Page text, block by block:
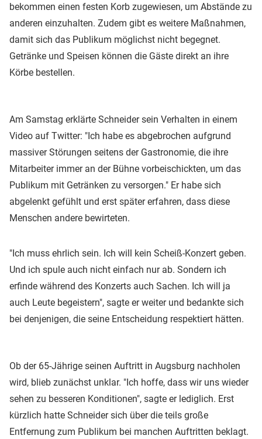
bekommen einen festen Korb zugewiesen, um Abstände zu
anderen einzuhalten. Zudem gibt es weitere Maßnahmen,
damit sich das Publikum möglichst nicht begegnet.
Getränke und Speisen können die Gäste direkt an ihre
Körbe bestellen.
Am Samstag erklärte Schneider sein Verhalten in einem
Video auf Twitter: "Ich habe es abgebrochen aufgrund
massiver Störungen seitens der Gastronomie, die ihre
Mitarbeiter immer an der Bühne vorbeischickten, um das
Publikum mit Getränken zu versorgen." Er habe sich
abgelenkt gefühlt und erst später erfahren, dass diese
Menschen andere bewirteten.
"Ich muss ehrlich sein. Ich will kein Scheiß-Konzert geben.
Und ich spule auch nicht einfach nur ab. Sondern ich
erfinde während des Konzerts auch Sachen. Ich will ja
auch Leute begeistern", sagte er weiter und bedankte sich
bei denjenigen, die seine Entscheidung respektiert hätten.
Ob der 65-Jährige seinen Auftritt in Augsburg nachholen
wird, blieb zunächst unklar. "Ich hoffe, dass wir uns wieder
sehen zu besseren Konditionen", sagte er lediglich. Erst
kürzlich hatte Schneider sich über die teils große
Entfernung zum Publikum bei manchen Auftritten beklagt.